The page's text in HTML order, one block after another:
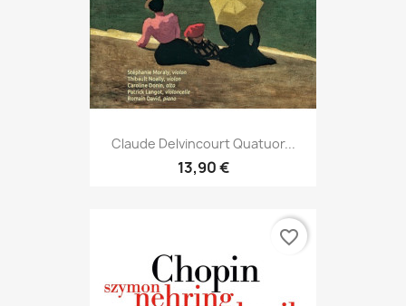
Claude Delvincourt Quatuor...
13,90 €
favorite_border